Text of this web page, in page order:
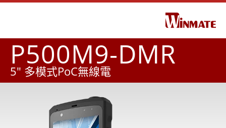
P500M9-DMR
5" 多模式PoC無線電